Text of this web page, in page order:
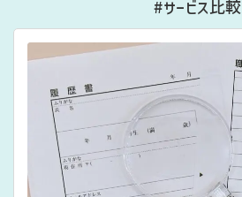
#サービス比較